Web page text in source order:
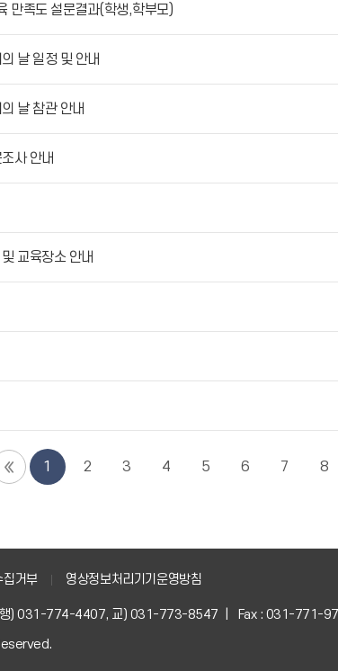
만족도 설문결과(학생,학부모)
날 일정 및 안내
날 참관 안내
사 안내
교육장소 안내
1 2 3 4 5 6 7 8
집거부 영상정보처리기기운영방침
행) 031-774-4407, 교) 031-773-8547 | Fax : 031-771-